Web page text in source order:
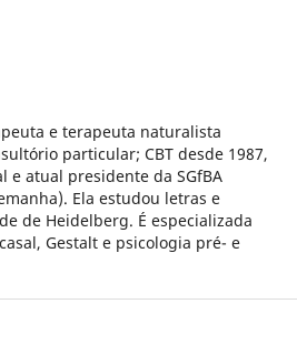
e terapeuta naturalista
particular; CBT desde 1987,
e atual presidente da SGfBA
Ela estudou letras e
de Heidelberg. É especializada
Gestalt e psicologia pré- e